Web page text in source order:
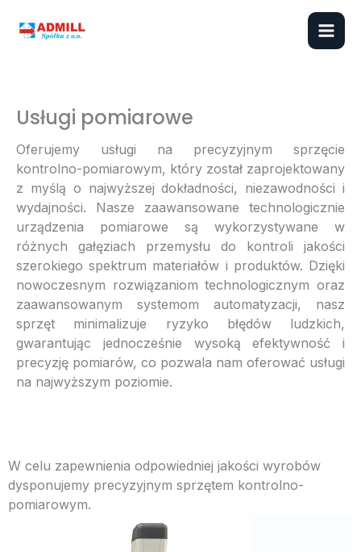
Usługi pomiarowe
Oferujemy usługi na precyzyjnym sprzęcie
kontrolno-pomiarowym, który został zaprojektowany
z myślą o najwyższej dokładności, niezawodności i
wydajności. Nasze zaawansowane technologicznie
urządzenia pomiarowe są wykorzystywane w
różnych gałęziach przemysłu do kontroli jakości
szerokiego spektrum materiałów i produktów. Dzięki
nowoczesnym rozwiązaniom technologicznym oraz
zaawansowanym systemom automatyzacji, nasz
sprzęt minimalizuje ryzyko błędów ludzkich,
gwarantując jednocześnie wysoką efektywność i
precyzję pomiarów, co pozwala nam oferować usługi
na najwyższym poziomie.
W celu zapewnienia odpowiedniej jakości wyrobów
dysponujemy precyzyjnym sprzętem kontrolno-
pomiarowym.